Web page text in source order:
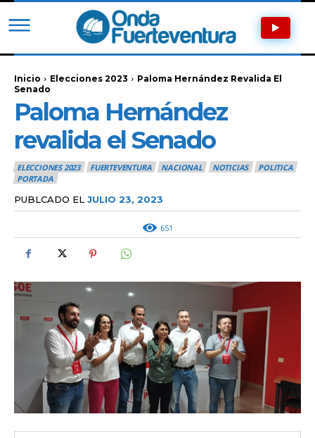
Inicio Elecciones 2023
Paloma Hernández Revalida El
Senado
Paloma Hernández
revalida el Senado
ELECCIONES 2023 FUERTEVENTURA NACIONAL NOTICIAS
POLITICA
PORTADA
PUBLCADO EL JULIO 23, 2023
651